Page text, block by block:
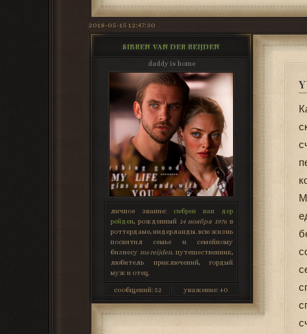
2018-05-15 12:47:30
SIBREN VAN DER REIJDEN
daddy is home
личное звание:
сибрен ван дер
рейден, рожденный 14 ноября 1976 в
роттердаме, нидерланды. всю жизнь
посвятил семье и семейному
бизнесу ms reijden . путешественник,
любитель приключений, гордый
муж и отец.
сообщений:52 уважение: +0